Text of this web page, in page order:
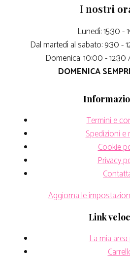
I nostri
Lunedì: 15:30 -
Dal martedì al sabato: 9:30 -
Domenica: 10:00 - 12:30
DOMENICA
Termini e
Spedizioni e
Cookie
Privacy
Aggiorna le
Link
La mia